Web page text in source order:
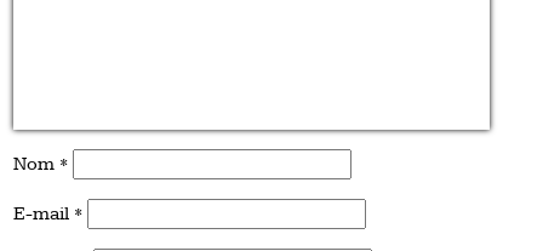
Nom *
E-mail *